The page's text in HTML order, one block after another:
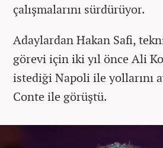
çalışmalarını sürdürüyor.
Adaylardan Hakan Safi,
görevi için iki yıl önce Ali
istediğiNapoli ile yollarını
Conte ile görüştü.